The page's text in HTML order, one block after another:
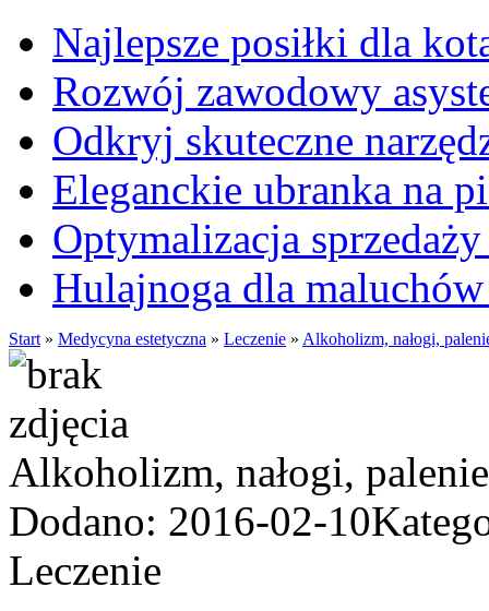
Najlepsze posiłki dla
Rozwój zawodowy
Odkryj skuteczne
Eleganckie ubranka na
Optymalizacja
Hulajnoga dla maluchów
Start » Medycyna estetyczna » Leczenie » Alkoholizm, nałogi,
Alkoholizm, nałogi,
Dodano: 2016-02-10
Leczenie